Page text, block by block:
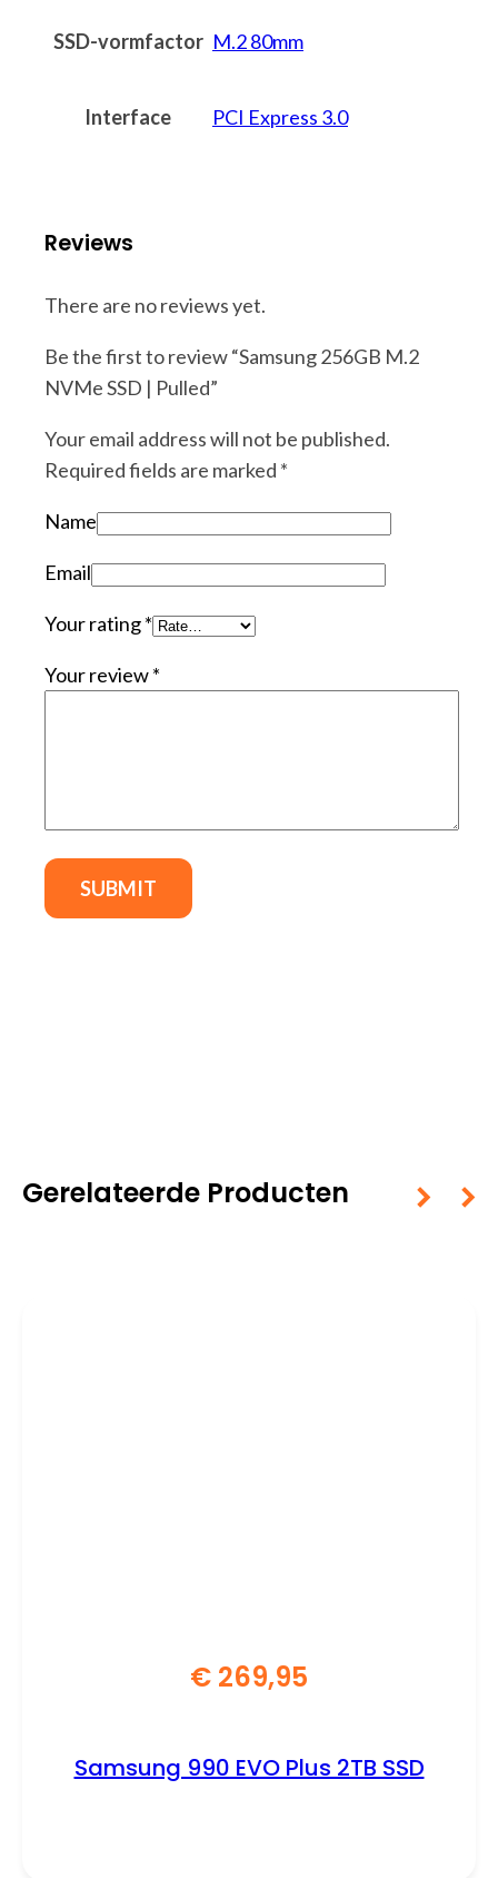
SSD-vormfactor M.2 80mm
Interface PCI Express 3.0
Reviews
There are no reviews yet.
Be the first to review “Samsung 256GB M.2
NVMe SSD | Pulled”
Your email address will not be published.
Required fields are marked *
Name
Email
Your rating*
Your review*
Gerelateerde Producten
€ 269,95
Samsung 990 EVO Plus 2TB SSD